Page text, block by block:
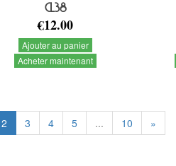
CL38
€12.00
Ajouter au panier
Acheter maintenant
2 3 4 5 ... 10 »